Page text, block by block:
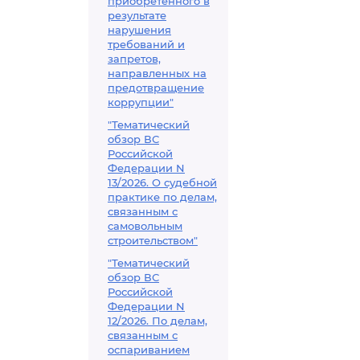
результате
нарушения
требований и
запретов,
направленных на
предотвращение
коррупции"
"Тематический
обзор ВС
Российской
Федерации N
13/2026. О судебной
практике по делам,
связанным с
самовольным
строительством"
"Тематический
обзор ВС
Российской
Федерации N
12/2026. По делам,
связанным с
оспариванием